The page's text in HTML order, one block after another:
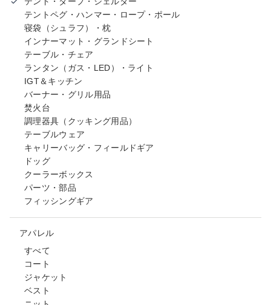
テントペグ・ハンマー・ロープ・ポール
寝袋（シュラフ）・枕
インナーマット・グランドシート
テーブル・チェア
ランタン（ガス・LED）・ライト
IGT＆キッチン
バーナー・グリル用品
焚火台
調理器具（クッキング用品）
テーブルウェア
キャリーバッグ・フィールドギア
ドッグ
クーラーボックス
パーツ・部品
フィッシングギア
アパレル
すべて
コート
ジャケット
ベスト